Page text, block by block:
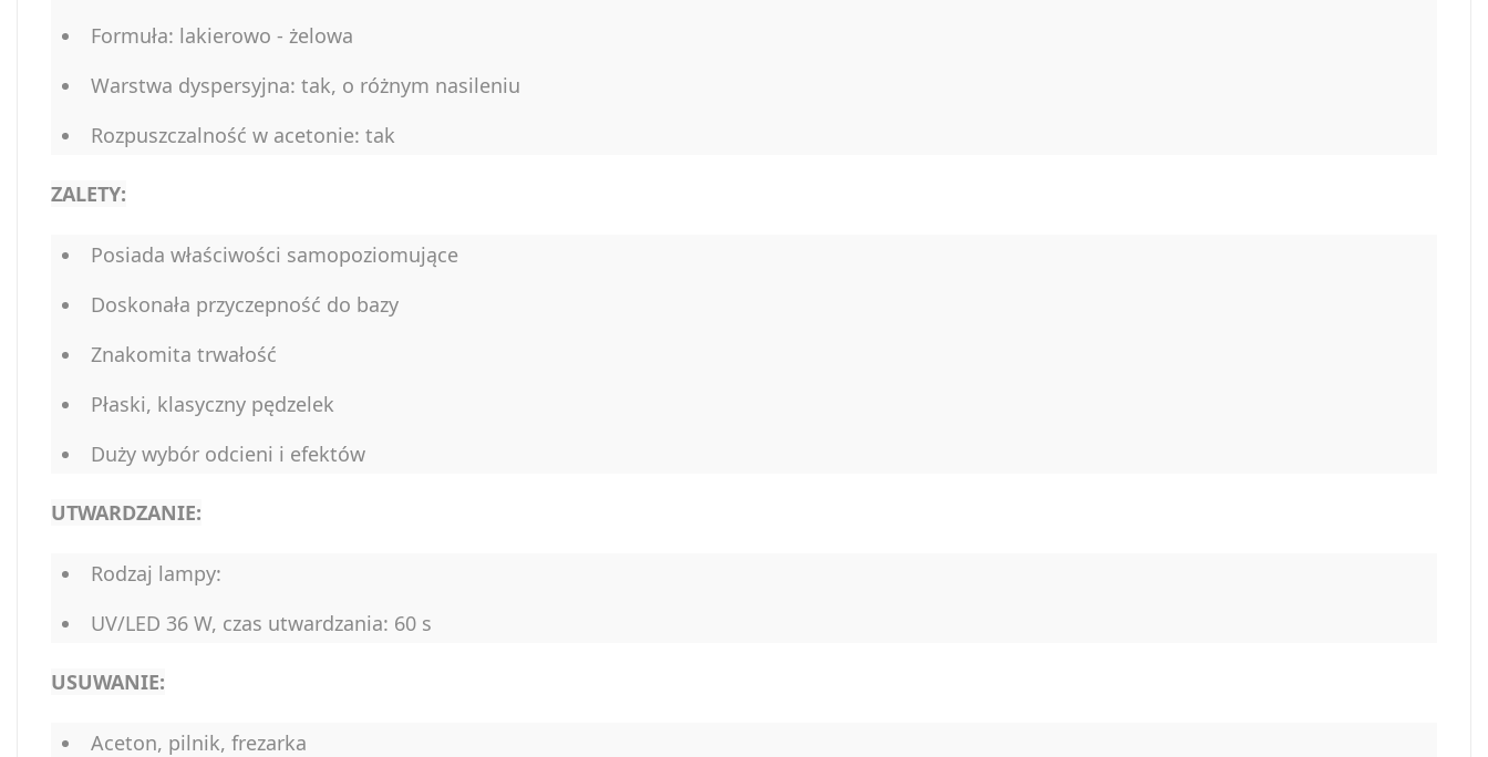
Formuła: lakierowo - żelowa
Warstwa dyspersyjna: tak, o różnym nasileniu
Rozpuszczalność w acetonie: tak
ZALETY:
Posiada właściwości samopoziomujące
Doskonała przyczepność do bazy
Znakomita trwałość
Płaski, klasyczny pędzelek
Duży wybór odcieni i efektów
UTWARDZANIE:
Rodzaj lampy:
UV/LED 36 W, czas utwardzania: 60 s
USUWANIE:
Aceton, pilnik, frezarka